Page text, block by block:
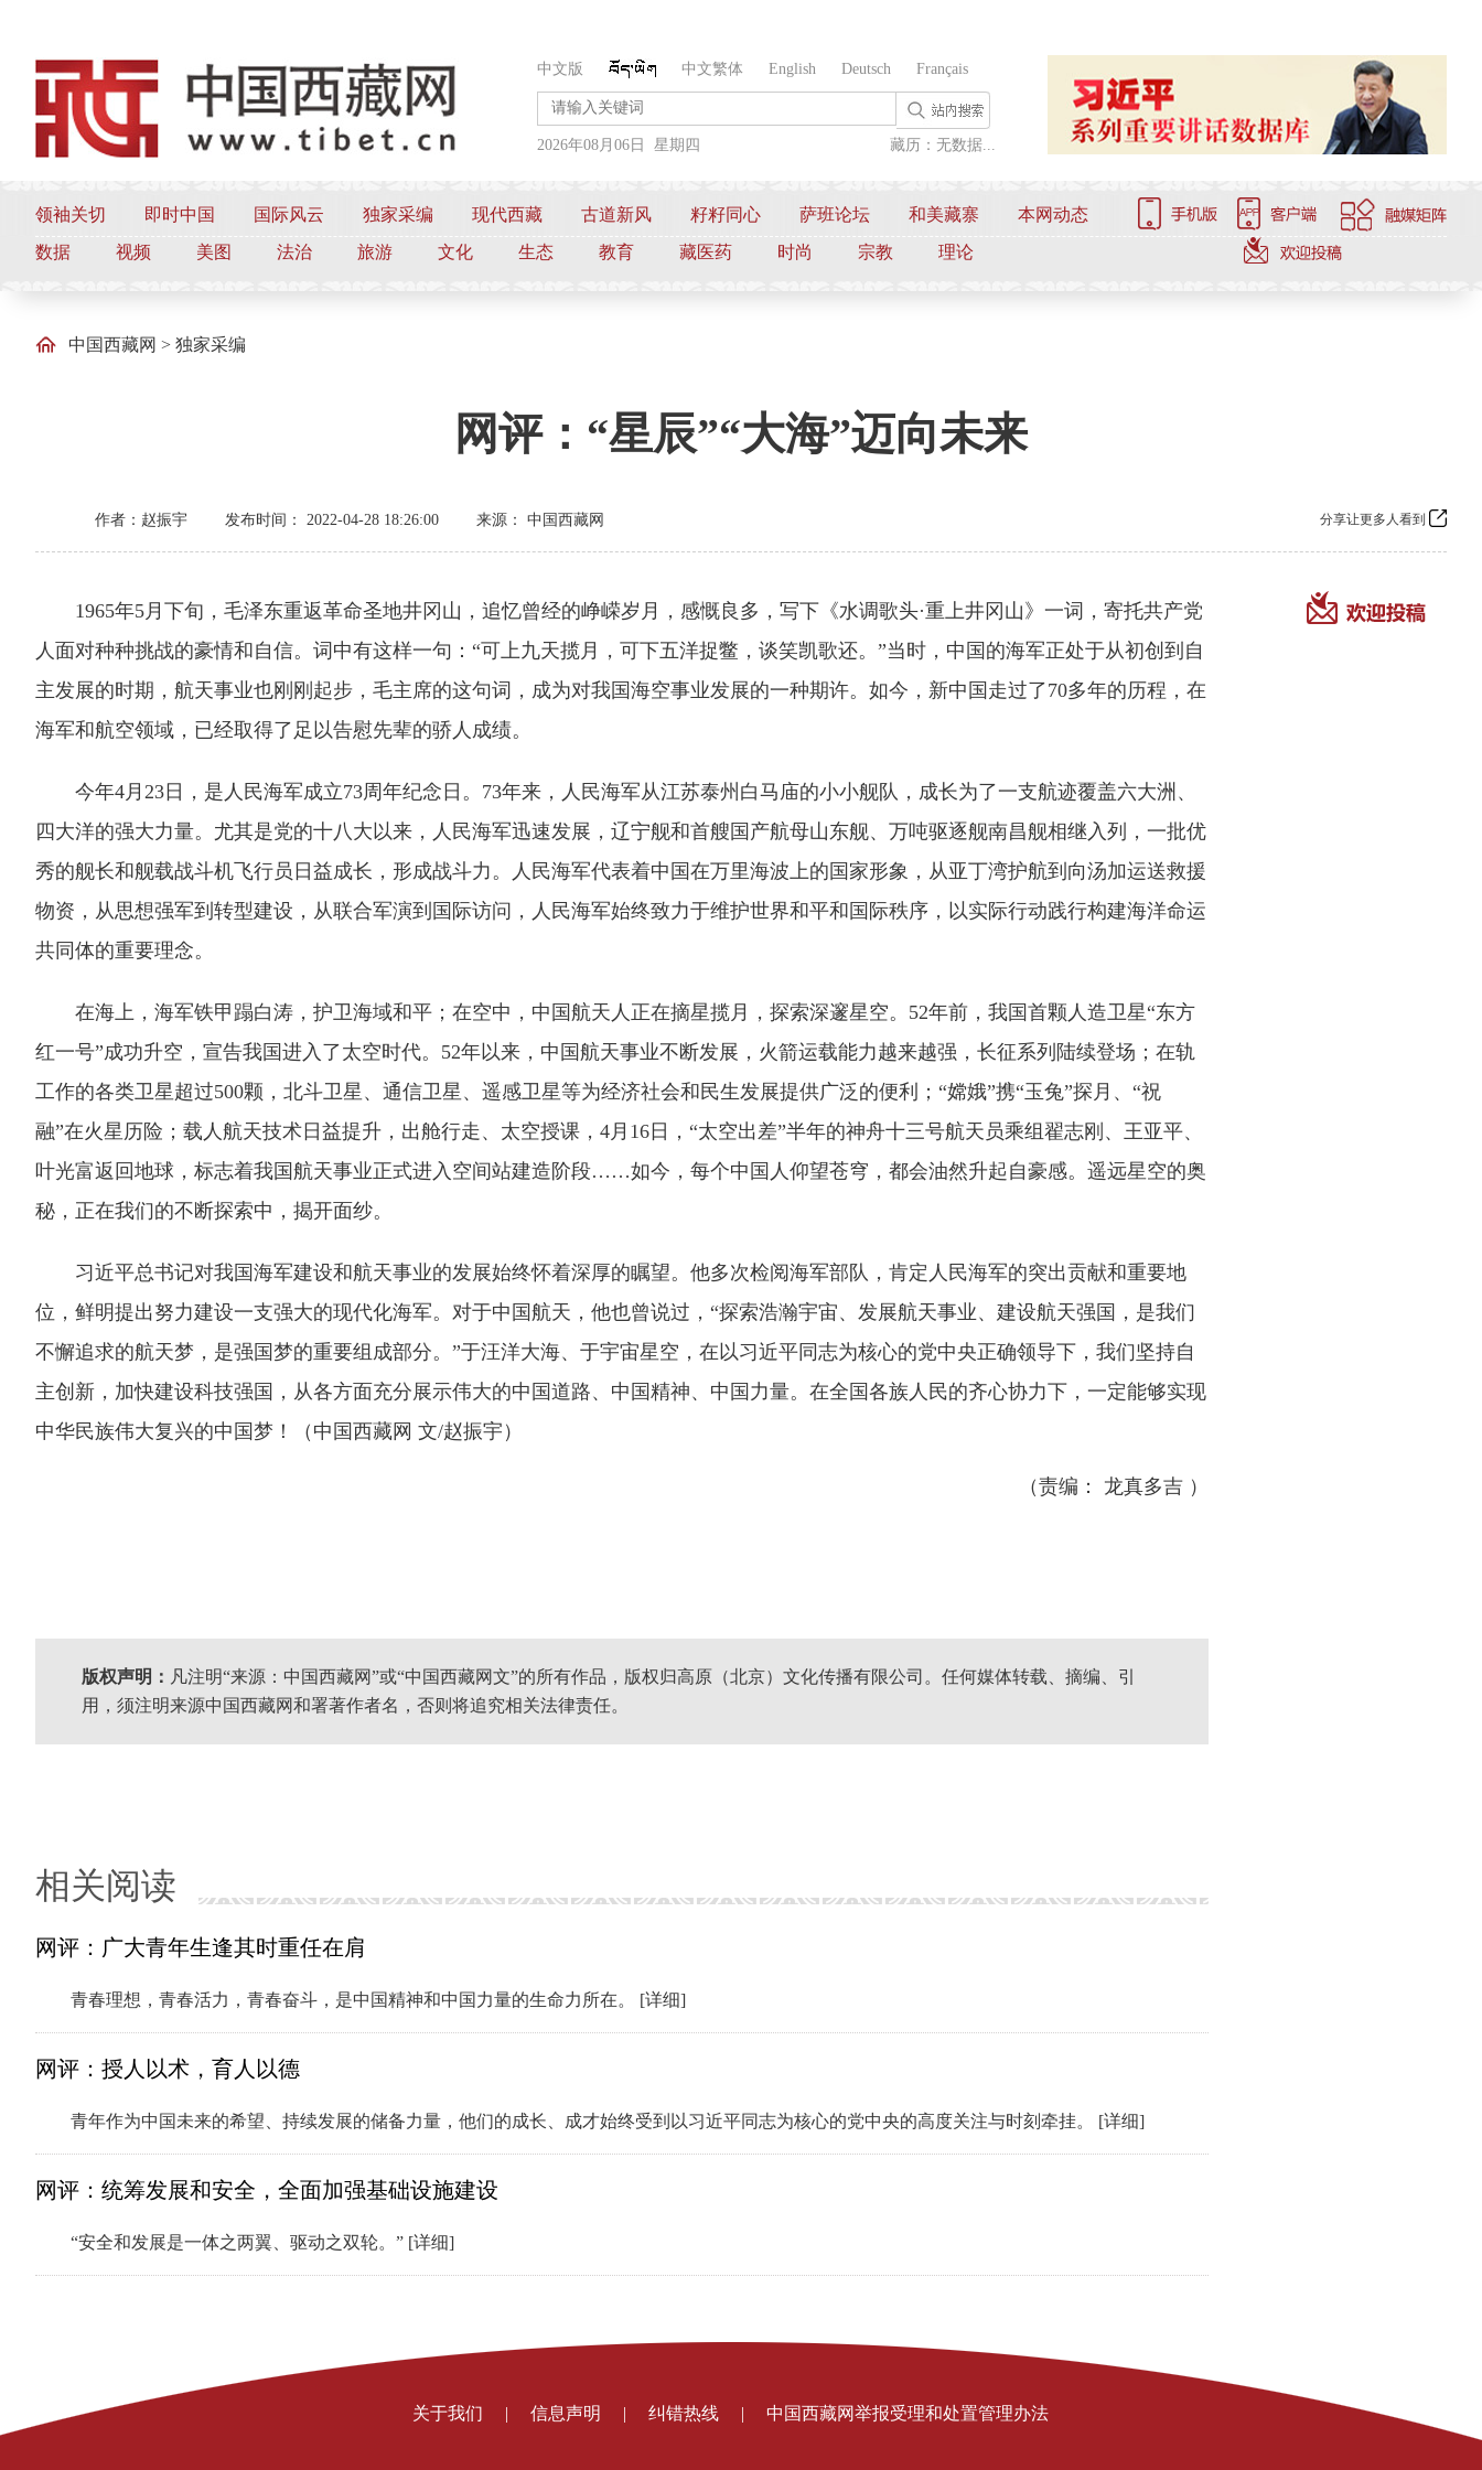
中文版 中文繁体 English Deutsch Français
2026年08月06日 星期四 藏历：无数据...
领袖关切 即时中国 国际风云 独家采编 现代西藏 古道新风 籽籽同心 萨班论坛 和美藏寨
本网动态
数据
视频 美图 法治 旅游 文化 生态 教育 藏医药 时尚 宗教 理论
中国西藏网 > 独家采编
网评：“星辰”“大海”迈向未来
作者：赵振宇 发布时间： 2022-04-28 18:26:00 来源： 中国西藏网 分享让更多人看到
1965年5月下旬，毛泽东重返革命圣地井冈山，追忆曾经的峥嵘岁月，感慨良多，写下《水调歌头·重上井冈山》一词，寄托共产党
人面对种种挑战的豪情和自信。词中有这样一句：“可上九天揽月，可下五洋捉鳖，谈笑凯歌还。”当时，中国的海军正处于从初创到自
主发展的时期，航天事业也刚刚起步，毛主席的这句词，成为对我国海空事业发展的一种期许。如今，新中国走过了70多年的历程，在
海军和航空领域，已经取得了足以告慰先辈的骄人成绩。
今年4月23日，是人民海军成立73周年纪念日。73年来，人民海军从江苏泰州白马庙的小小舰队，成长为了一支航迹覆盖六大洲、
四大洋的强大力量。尤其是党的十八大以来，人民海军迅速发展，辽宁舰和首艘国产航母山东舰、万吨驱逐舰南昌舰相继入列，一批优
秀的舰长和舰载战斗机飞行员日益成长，形成战斗力。人民海军代表着中国在万里海波上的国家形象，从亚丁湾护航到向汤加运送救援
物资，从思想强军到转型建设，从联合军演到国际访问，人民海军始终致力于维护世界和平和国际秩序，以实际行动践行构建海洋命运
共同体的重要理念。
在海上，海军铁甲蹋白涛，护卫海域和平；在空中，中国航天人正在摘星揽月，探索深邃星空。52年前，我国首颗人造卫星“东方
红一号”成功升空，宣告我国进入了太空时代。52年以来，中国航天事业不断发展，火箭运载能力越来越强，长征系列陆续登场；在轨
工作的各类卫星超过500颗，北斗卫星、通信卫星、遥感卫星等为经济社会和民生发展提供广泛的便利；“嫦娥”携“玉兔”探月、“祝
融”在火星历险；载人航天技术日益提升，出舱行走、太空授课，4月16日，“太空出差”半年的神舟十三号航天员乘组翟志刚、王亚平、
叶光富返回地球，标志着我国航天事业正式进入空间站建造阶段……如今，每个中国人仰望苍穹，都会油然升起自豪感。遥远星空的奥
秘，正在我们的不断探索中，揭开面纱。
习近平总书记对我国海军建设和航天事业的发展始终怀着深厚的瞩望。他多次检阅海军部队，肯定人民海军的突出贡献和重要地
位，鲜明提出努力建设一支强大的现代化海军。对于中国航天，他也曾说过，“探索浩瀚宇宙、发展航天事业、建设航天强国，是我们
不懈追求的航天梦，是强国梦的重要组成部分。”于汪洋大海、于宇宙星空，在以习近平同志为核心的党中央正确领导下，我们坚持自
主创新，加快建设科技强国，从各方面充分展示伟大的中国道路、中国精神、中国力量。在全国各族人民的齐心协力下，一定能够实现
中华民族伟大复兴的中国梦！（中国西藏网 文/赵振宇）
（责编： 龙真多吉 ）
版权声明： 凡注明“来源：中国西藏网”或“中国西藏网文”的所有作品，版权归高原（北京）文化传播有限公司。任何媒体转载、摘编、引
用，须注明来源中国西藏网和署著作者名，否则将追究相关法律责任。
相关阅读
网评：广大青年生逢其时重任在肩
青春理想，青春活力，青春奋斗，是中国精神和中国力量的生命力所在。 [详细]
网评：授人以术，育人以德
青年作为中国未来的希望、持续发展的储备力量，他们的成长、成才始终受到以习近平同志为核心的党中央的高度关注与时刻牵挂。 [详细]
网评：统筹发展和安全，全面加强基础设施建设
“安全和发展是一体之两翼、驱动之双轮。” [详细]
关于我们 | 信息声明 | 纠错热线 | 中国西藏网举报受理和处置管理办法